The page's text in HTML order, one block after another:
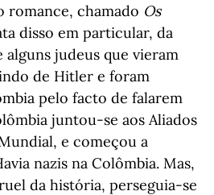
romance, chamado Os
disso em particular, da
alguns judeus que vieram
de Hitler e foram
pelo facto de falarem
juntou-se aos Aliados
e começou a
nazis na Colômbia. Mas,
da história, perseguia-se